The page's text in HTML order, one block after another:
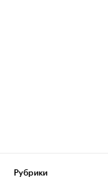
Рубрики